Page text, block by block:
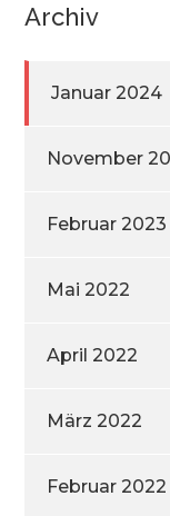
Archiv
Januar 2024
November
Februar 2023
Mai 2022
April 2022
März 2022
Februar 2022